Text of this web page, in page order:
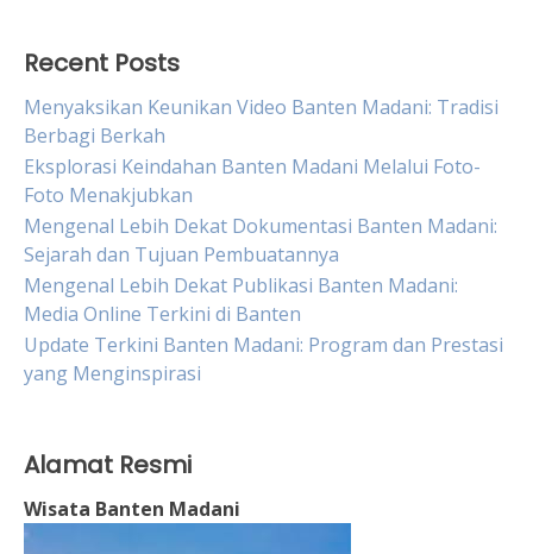
Recent Posts
Menyaksikan Keunikan Video Banten Madani: Tradisi
Berbagi Berkah
Eksplorasi Keindahan Banten Madani Melalui Foto-
Foto Menakjubkan
Mengenal Lebih Dekat Dokumentasi Banten Madani:
Sejarah dan Tujuan Pembuatannya
Mengenal Lebih Dekat Publikasi Banten Madani:
Media Online Terkini di Banten
Update Terkini Banten Madani: Program dan Prestasi
yang Menginspirasi
Alamat Resmi
Wisata Banten Madani